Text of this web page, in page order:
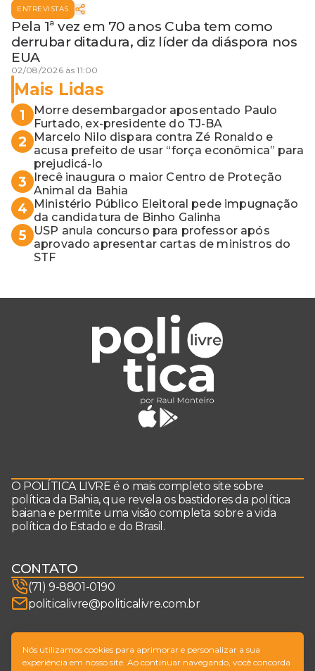
ENTREVISTAS
Pela 1ª vez em 70 anos Cuba tem como
derrubar ditadura, diz líder da diáspora nos
EUA
02/08/2026 às 11:00
Mais Lidas
1
Morre desembargador aposentado Paulo
Furtado, ex-presidente do TJ-BA
2
Marcelo Nilo dispara contra Zé Ronaldo e
acusa prefeito de usar “força econômica” para
prejudicá-lo
3
Irecê inaugura o maior Centro de Proteção
Animal da Bahia
4
Ministério Público Eleitoral pede impugnação
da candidatura de Binho Galinha
5
USP anula concurso para professor após
aprovado apresentar cartas de ministros do
STF
O POLÍTICA LIVRE é o mais completo site sobre
política da Bahia, que revela os bastidores da política
baiana e permite uma visão completa sobre a vida
política do Estado e do Brasil.
CONTATO
(71) 9-8801-0190
politicalivre@politicalivre.com.br
SIGA-NOS
Nós utilizamos cookies para aprimorar e personalizar a sua
experiência em nosso site. Ao continuar navegando, você concorda